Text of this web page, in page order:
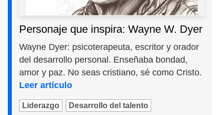
Personaje que inspira: Wayne W. Dyer
Wayne Dyer: psicoterapeuta, escritor y orador
del desarrollo personal. Enseñaba bondad,
amor y paz. No seas cristiano, sé como Cristo.
Leer artículo
Liderazgo Desarrollo del talento